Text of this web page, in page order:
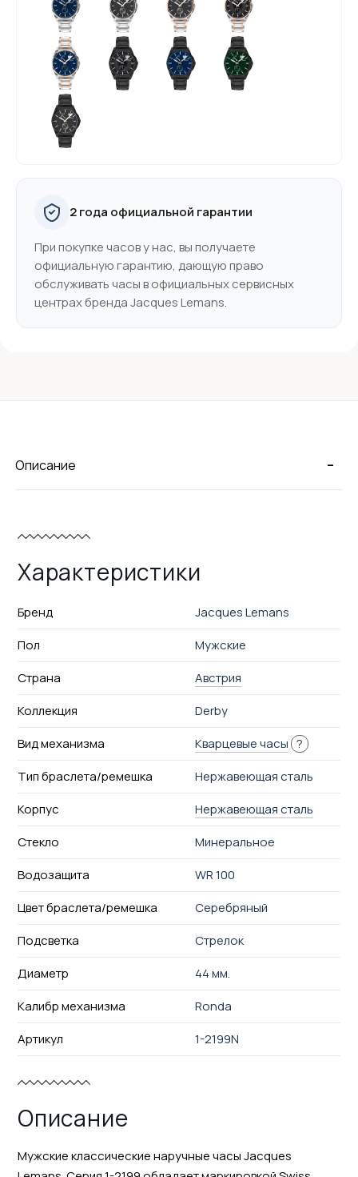
2 года официальной гарантии
При покупке часов у нас, вы получаете
официальную гарантию, дающую право
обслуживать часы в официальных сервисных
центрах бренда Jacques Lemans.
-
Описание
Характеристики
Бренд
Jacques Lemans
Пол
Мужские
Страна
Австрия
Коллекция
Derby
Вид механизма
Кварцевые часы ?
Тип браслета/ремешка
Нержавеющая сталь
Корпус
Нержавеющая сталь
Стекло
Минеральное
Водозащита
WR 100
Цвет браслета/ремешка
Серебряный
Подсветка
Стрелок
Диаметр
44 мм.
Калибр механизма
Ronda
Артикул
1-2199N
Описание
Мужские классические наручные часы Jacques